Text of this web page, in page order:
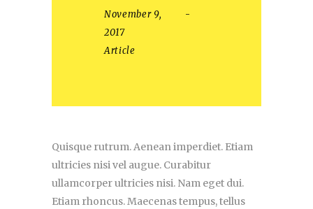
November 9,
2017
Article
Quisque rutrum. Aenean imperdiet. Etiam
ultricies nisi vel augue. Curabitur
ullamcorper ultricies nisi. Nam eget dui.
Etiam rhoncus. Maecenas tempus, tellus